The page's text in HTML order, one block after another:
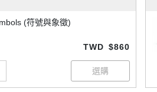
(符號與象徵)
TWD $860